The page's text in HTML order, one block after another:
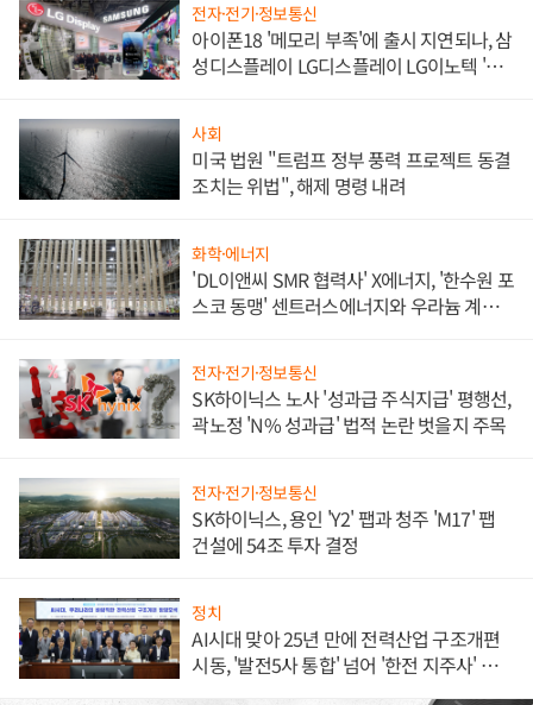
전자·전기·정보통신
아이폰18 '메모리 부족'에 출시 지연되나, 삼
성디스플레이 LG디스플레이 LG이노텍 '탈
사회
미국 법원 "트럼프 정부 풍력 프로젝트 동결
조치는 위법", 해제 명령 내려
화학·에너지
'DL이앤씨 SMR 협력사' X에너지, '한수원 포
스코 동맹' 센트러스에너지와 우라늄 계약
전자·전기·정보통신
SK하이닉스 노사 '성과급 주식지급' 평행선,
곽노정 'N% 성과급' 법적 논란 벗을지 주목
전자·전기·정보통신
SK하이닉스, 용인 'Y2' 팹과 청주 'M17' 팹
건설에 54조 투자 결정
정치
AI시대 맞아 25년 만에 전력산업 구조개편
시동, '발전5사 통합' 넘어 '한전 지주사' 재편